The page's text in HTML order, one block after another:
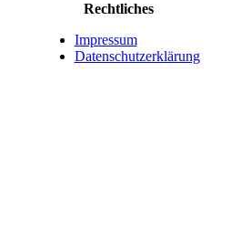
Rechtliches
Impressum
Datenschutzerklärung